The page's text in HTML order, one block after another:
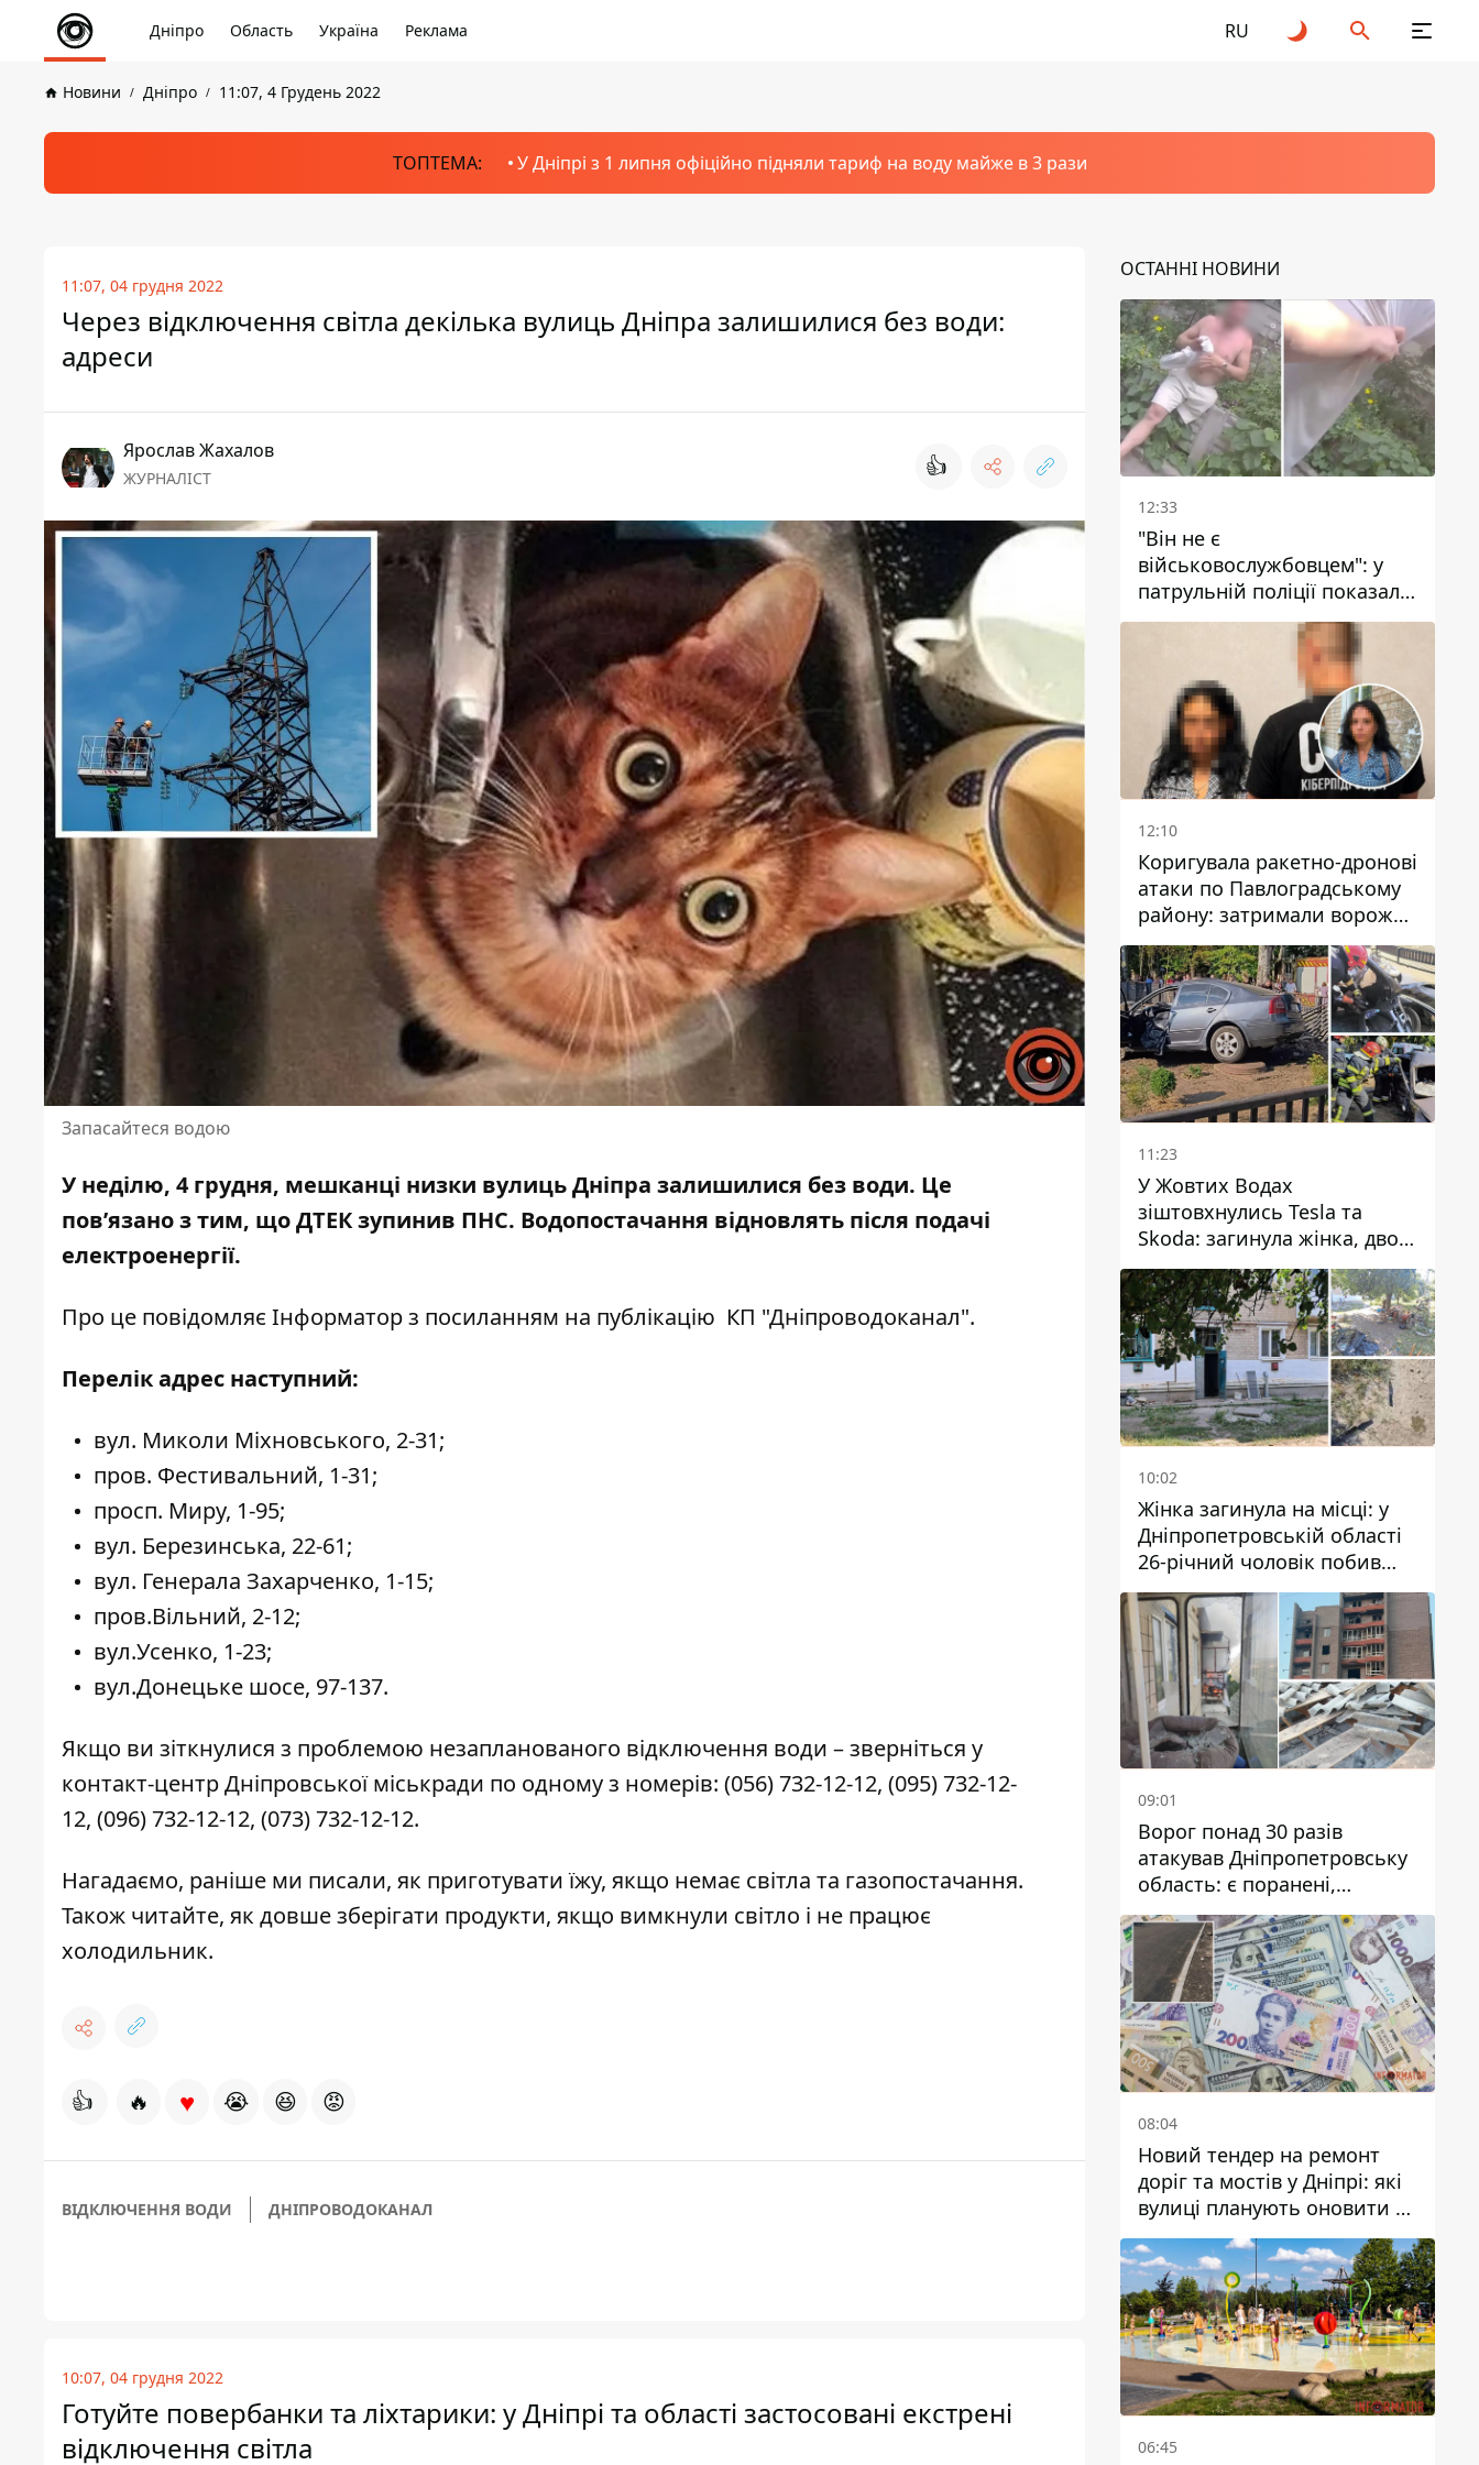
Дніпро Область Україна Реклама RU
Новини Дніпро 11:07, 4 Грудень 2022
ТОПТЕМА: У Дніпрі з 1 липня офіційно підняли тариф на воду майже в 3 рази
11:07, 04 грудня 2022
Через відключення світла декілька вулиць Дніпра залишилися без води:
адреси
Ярослав Жахалов
ЖУРНАЛІСТ 👍
Запасайтеся водою
У неділю, 4 грудня, мешканці низки вулиць Дніпра залишилися без води. Це
пов’язано з тим, що ДТЕК зупинив ПНС. Водопостачання відновлять після подачі
електроенергії.
Про це повідомляє Інформатор з посиланням на публікацію КП "Дніпроводоканал".
Перелік адрес наступний:
вул. Миколи Міхновського, 2-31;
пров. Фестивальний, 1-31;
просп. Миру, 1-95;
вул. Березинська, 22-61;
вул. Генерала Захарченко, 1-15;
пров.Вільний, 2-12;
вул.Усенко, 1-23;
вул.Донецьке шосе, 97-137.
Якщо ви зіткнулися з проблемою незапланованого відключення води – зверніться у
контакт-центр Дніпровської міськради по одному з номерів: (056) 732-12-12, (095) 732-12-
12, (096) 732-12-12, (073) 732-12-12.
Нагадаємо, раніше ми писали, як приготувати їжу, якщо немає світла та газопостачання.
Також читайте, як довше зберігати продукти, якщо вимкнули світло і не працює
холодильник.
👍 🔥 ♥ 😭 😆 😡
ВІДКЛЮЧЕННЯ ВОДИ ДНІПРОВОДОКАНАЛ
10:07, 04 грудня 2022
Готуйте повербанки та ліхтарики: у Дніпрі та області застосовані екстрені
відключення світла
ОСТАННІ НОВИНИ
12:33
"Він не є
військовослужбовцем": у
патрульній поліції показали
відео конфлікту з чоловіком
без ноги на проспекті Поля
12:10
Коригувала ракетно-дронові
атаки по Павлоградському
району: затримали ворожу
агентку
11:23
У Жовтих Водах
зіштовхнулись Tesla та
Skoda: загинула жінка, двоє
людей постраждали
10:02
Жінка загинула на місці: у
Дніпропетровській області
26-річний чоловік побив
трьох людей металевим
предметом
09:01
Ворог понад 30 разів
атакував Дніпропетровську
область: є поранені,
пошкоджені ліцей, будинки
та підприємства
08:04
Новий тендер на ремонт
доріг та мостів у Дніпрі: які
вулиці планують оновити та
скільки десятків мільйонів
гривень на це хочуть
витратити
06:45